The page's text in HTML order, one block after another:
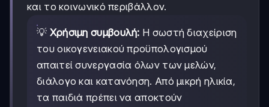
και το κοινωνικό περιβάλλον.
💡 Χρήσιμη συμβουλή: Η σωστή διαχείριση
του οικογενειακού προϋπολογισμού
απαιτεί συνεργασία όλων των μελών,
διάλογο και κατανόηση. Από μικρή ηλικία,
τα παιδιά πρέπει να αποκτούν